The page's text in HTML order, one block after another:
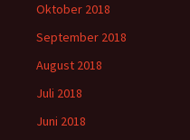
Oktober 2018
September 2018
August 2018
Juli 2018
Juni 2018